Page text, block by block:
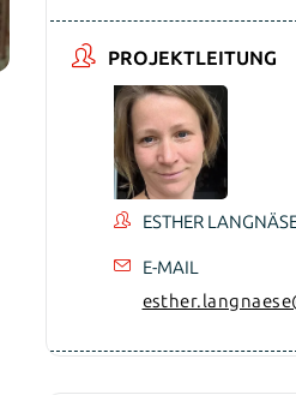
PROJEKTLEITUNG
ESTHER
E-MAIL